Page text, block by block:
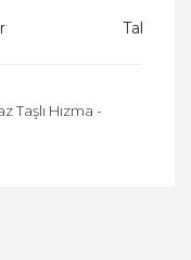
Taksit
Taşlı Hızma -